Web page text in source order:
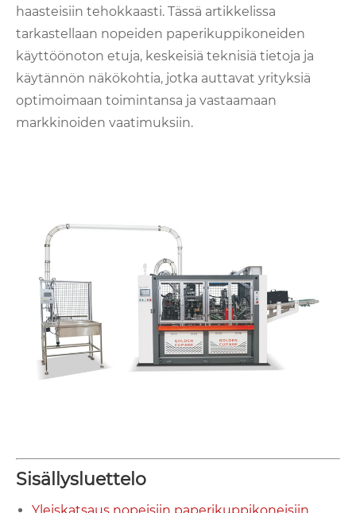
haasteisiin tehokkaasti. Tässä artikkelissa
tarkastellaan nopeiden paperikuppikoneiden
käyttöönoton etuja, keskeisiä teknisiä tietoja ja
käytännön näkökohtia, jotka auttavat yrityksiä
optimoimaan toimintansa ja vastaamaan
markkinoiden vaatimuksiin.
Sisällysluettelo